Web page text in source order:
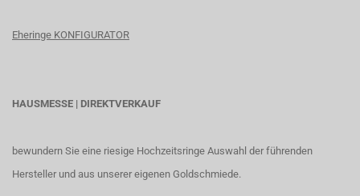
Eheringe KONFIGURATOR
HAUSMESSE | DIREKTVERKAUF
bewundern Sie eine riesige Hochzeitsringe Auswahl der führenden
Hersteller und aus unserer eigenen Goldschmiede.